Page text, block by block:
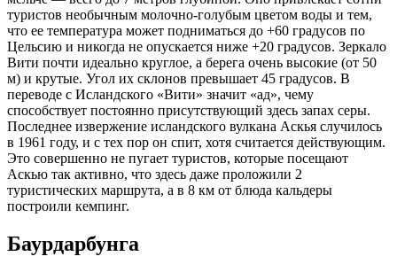
туристов необычным молочно-голубым цветом воды и тем,
что ее температура может подниматься до +60 градусов по
Цельсию и никогда не опускается ниже +20 градусов. Зеркало
Вити почти идеально круглое, а берега очень высокие (от 50
м) и крутые. Угол их склонов превышает 45 градусов. В
переводе с Исландского «Вити» значит «ад», чему
способствует постоянно присутствующий здесь запах серы.
Последнее извержение исландского вулкана Аскья случилось
в 1961 году, и с тех пор он спит, хотя считается действующим.
Это совершенно не пугает туристов, которые посещают
Аскью так активно, что здесь даже проложили 2
туристических маршрута, а в 8 км от блюда кальдеры
построили кемпинг.
Баурдарбунга